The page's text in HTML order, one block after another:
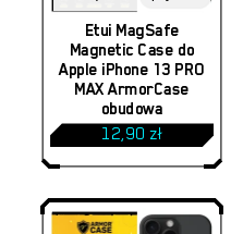
produkt
wariantów.
wybrać
Etui MagSafe
Magnetic Case do
Apple iPhone 13 PRO
MAX ArmorCase
obudowa
12,90 zł